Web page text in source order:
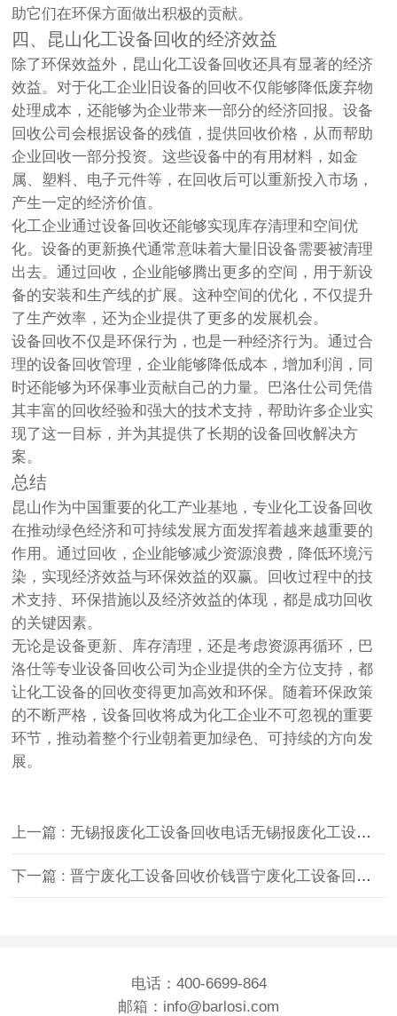
助它们在环保方面做出积极的贡献。
四、昆山化工设备回收的经济效益
除了环保效益外，昆山化工设备回收还具有显著的经济
效益。对于化工企业旧设备的回收不仅能够降低废弃物
处理成本，还能够为企业带来一部分的经济回报。设备
回收公司会根据设备的残值，提供回收价格，从而帮助
企业回收一部分投资。这些设备中的有用材料，如金
属、塑料、电子元件等，在回收后可以重新投入市场，
产生一定的经济价值。
化工企业通过设备回收还能够实现库存清理和空间优
化。设备的更新换代通常意味着大量旧设备需要被清理
出去。通过回收，企业能够腾出更多的空间，用于新设
备的安装和生产线的扩展。这种空间的优化，不仅提升
了生产效率，还为企业提供了更多的发展机会。
设备回收不仅是环保行为，也是一种经济行为。通过合
理的设备回收管理，企业能够降低成本，增加利润，同
时还能够为环保事业贡献自己的力量。巴洛仕公司凭借
其丰富的回收经验和强大的技术支持，帮助许多企业实
现了这一目标，并为其提供了长期的设备回收解决方
案。
总结
昆山作为中国重要的化工产业基地，专业化工设备回收
在推动绿色经济和可持续发展方面发挥着越来越重要的
作用。通过回收，企业能够减少资源浪费，降低环境污
染，实现经济效益与环保效益的双赢。回收过程中的技
术支持、环保措施以及经济效益的体现，都是成功回收
的关键因素。
无论是设备更新、库存清理，还是考虑资源再循环，巴
洛仕等专业设备回收公司为企业提供的全方位支持，都
让化工设备的回收变得更加高效和环保。随着环保政策
的不断严格，设备回收将成为化工企业不可忽视的重要
环节，推动着整个行业朝着更加绿色、可持续的方向发
展。
上一篇 : 无锡报废化工设备回收电话无锡报废化工设备回收电话让您轻松解决废旧设备难题
下一篇 : 晋宁废化工设备回收价钱晋宁废化工设备回收价格揭秘！你不知道的高回收价值等你发现
电话：400-6699-864
邮箱：info@barlosi.com